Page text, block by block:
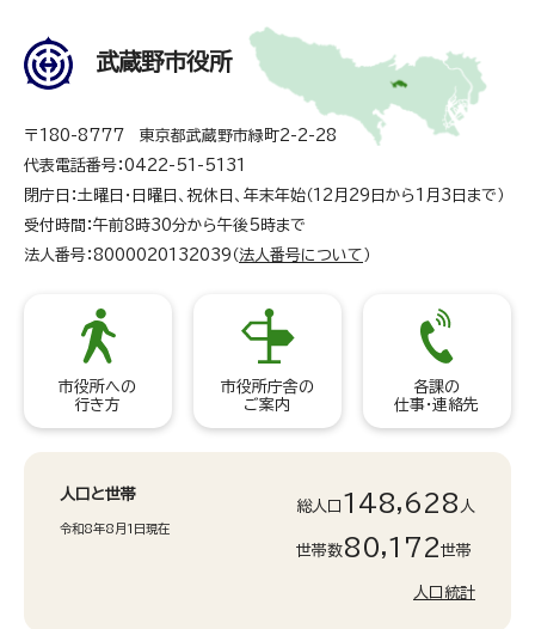
武蔵野市役所
〒180-8777 東京都武蔵野市緑町2-2-28
代表電話番号：0422-51-5131
閉庁日：土曜日・日曜日、祝休日、年末年始（12月29日から1月3日まで）
受付時間：午前8時30分から午後5時まで
法人番号：8000020132039（ 法人番号について ）
市役所への
行き方
市役所庁舎の
ご案内
各課の
仕事・連絡先
人口と世帯
令和8年8月1日現在
総人口 148,628 人
世帯数80,172世帯
人口統計